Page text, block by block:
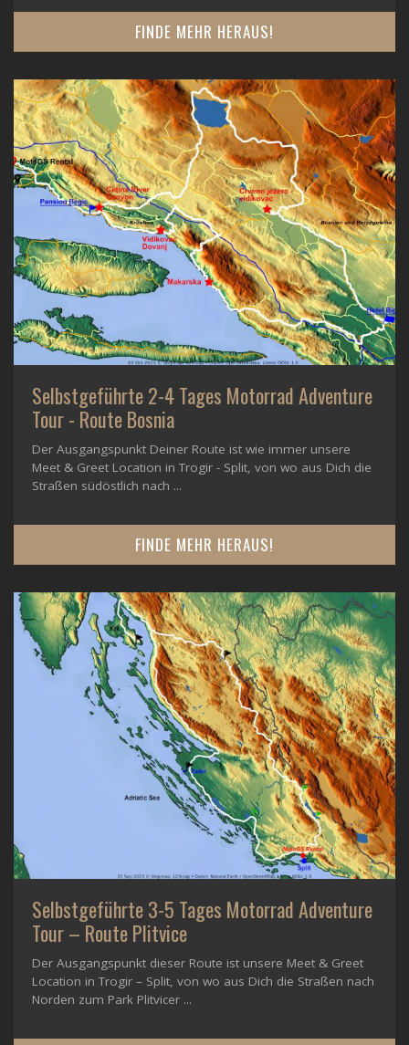
FINDE MEHR HERAUS!
Selbstgeführte 2-4 Tages Motorrad Adventure
Tour - Route Bosnia
Der Ausgangspunkt Deiner Route ist wie immer unsere
Meet & Greet Location in Trogir - Split, von wo aus Dich die
Straßen südöstlich nach ...
FINDE MEHR HERAUS!
Selbstgeführte 3-5 Tages Motorrad Adventure
Tour – Route Plitvice
Der Ausgangspunkt dieser Route ist unsere Meet & Greet
Location in Trogir – Split, von wo aus Dich die Straßen nach
Norden zum Park Plitvicer ...